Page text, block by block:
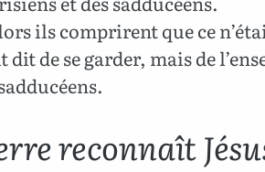
ils comprirent que ce
dit de se garder, mais de
reconnaît